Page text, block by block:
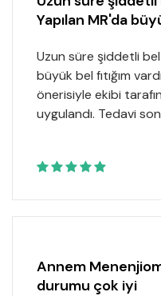
Yapılan MR'da
Uzun süre şiddetli bel
büyük bel fıtığım
önerisiyle ekibi
uygulandı. Tedavi
Annem
durumu çok iyi